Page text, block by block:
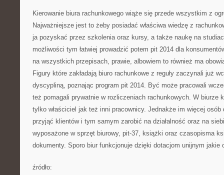
Kierowanie biura rachunkowego wiąże się przede wszystkim z
Najważniejsze jest to żeby posiadać właściwa wiedzę z
ja pozyskać przez szkolenia oraz kursy, a także naukę na
możliwości tym łatwiej prowadzić potem pit 2014 dla
na wszystkich przepisach, prawie, albowiem to również ma
Figury które zakładają biuro rachunkowe z reguły zaczynali już
dyscypliną, poznając program pit 2014. Być może pracowali
też pomagali prywatnie w rozliczeniach rachunkowych. W biurze
tylko właściciel jak też inni pracownicy. Jednakże im więcej
przyjąć klientów i tym samym zarobić na działalność oraz na
wyposażone w sprzęt biurowy, pit-37, książki oraz czasopisma
dokumenty. Sporo biur funkcjonuje dzięki dotacjom unijnym jakie
źródło: